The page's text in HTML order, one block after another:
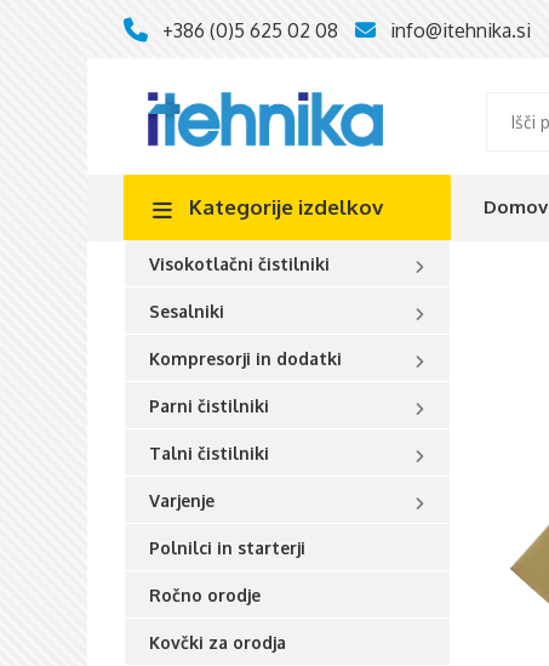
+386 (0)5 625 02 08 info@itehnika.si
Kategorije izdelkov
Visokotlačni čistilniki
Sesalniki
Kompresorji in dodatki
Parni čistilniki
Talni čistilniki
Varjenje
Polnilci in starterji
Ročno orodje
Kovčki za orodja
Domov